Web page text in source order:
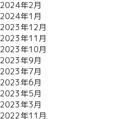
2024年2月
2024年1月
2023年12月
2023年11月
2023年10月
2023年9月
2023年7月
2023年6月
2023年5月
2023年3月
2022年11月